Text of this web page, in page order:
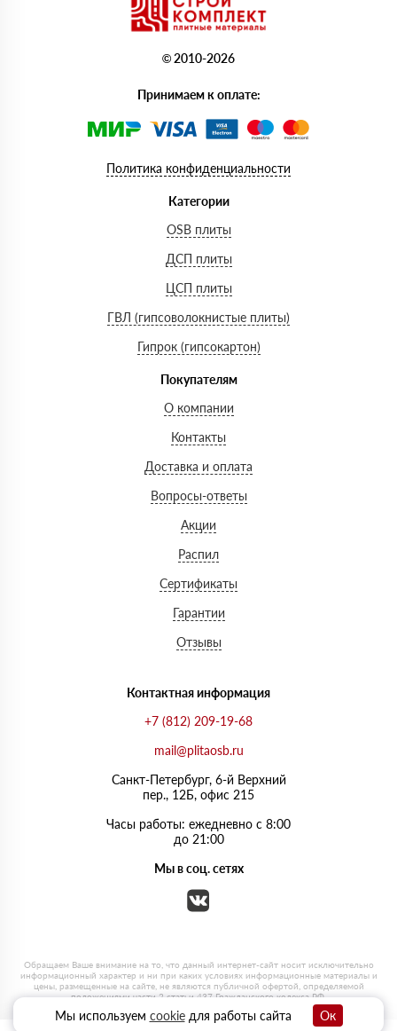
© 2010-2026
Принимаем к оплате:
Политика конфиденциальности
Категории
OSB плиты
ДСП плиты
ЦСП плиты
ГВЛ (гипсоволокнистые плиты)
Гипрок (гипсокартон)
Покупателям
О компании
Контакты
Доставка и оплата
Вопросы-ответы
Акции
Распил
Сертификаты
Гарантии
Отзывы
Контактная информация
+7 (812) 209-19-68
mail@plitaosb.ru
Санкт-Петербург, 6-й Верхний
пер., 12Б, офис 215
Часы работы: ежедневно с 8:00
до 21:00
Мы в соц. сетях
Мы используем cookieдля работы сайта Ок